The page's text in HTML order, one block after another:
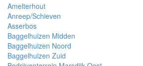
Amelterhout
Anreep/Schieven
Asserbos
Baggelhuizen Midden
Baggelhuizen Noord
Baggelhuizen Zuid